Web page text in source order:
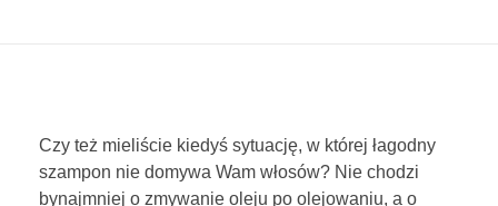
Ł
a
Czy też mieliście kiedyś sytuację, w której łagodny
szampon nie domywa Wam włosów? Nie chodzi
bynajmniej o zmywanie oleju po olejowaniu, a o